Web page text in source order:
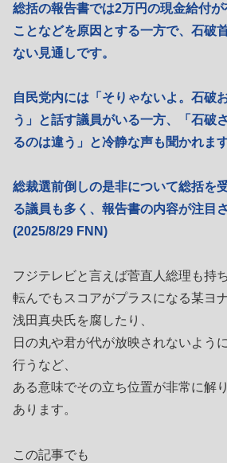
総括の報告書では2万円の現金給付
ことなどを原因とする一方で、石破
ない見通しです。
自民党内には「そりゃないよ。石破
う」と話す議員がいる一方、「石破
るのは違う」と冷静な声も聞かれます
総裁選前倒しの是非について総括を
る議員も多く、報告書の内容が注目
(2025/8/29 FNN)
フジテレビと言えば菅直人総理も持
転んでもスコアがプラスになる某ヨ
浅田真央氏を腐したり、
日の丸や君が代が放映されないよう
行うなど、
ある意味でその立ち位置が非常に解
あります。
この記事でも